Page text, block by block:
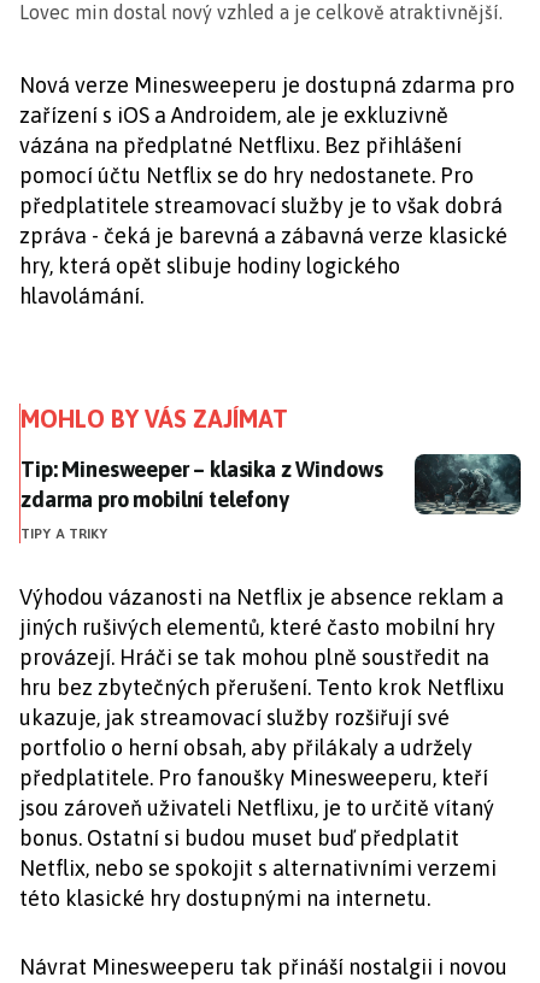
Lovec min dostal nový vzhled a je celkově atraktivnější.
Nová verze Minesweeperu je dostupná zdarma pro
zařízení s iOS a Androidem, ale je exkluzivně
vázána na předplatné Netflixu. Bez přihlášení
pomocí účtu Netflix se do hry nedostanete. Pro
předplatitele streamovací služby je to však dobrá
zpráva - čeká je barevná a zábavná verze klasické
hry, která opět slibuje hodiny logického
hlavolámání.
MOHLO BY VÁS ZAJÍMAT
Tip: Minesweeper – klasika z Windows zdarma pro
Tip: Minesweeper – klasika z Windows
zdarma pro mobilní telefony
TIPY A TRIKY
Výhodou vázanosti na Netflix je absence reklam a
jiných rušivých elementů, které často mobilní hry
provázejí. Hráči se tak mohou plně soustředit na
hru bez zbytečných přerušení. Tento krok Netflixu
ukazuje, jak streamovací služby rozšiřují své
portfolio o herní obsah, aby přilákaly a udržely
předplatitele. Pro fanoušky Minesweeperu, kteří
jsou zároveň uživateli Netflixu, je to určitě vítaný
bonus. Ostatní si budou muset buď předplatit
Netflix, nebo se spokojit s alternativními verzemi
této klasické hry dostupnými na internetu.
Návrat Minesweeperu tak přináší nostalgii i novou